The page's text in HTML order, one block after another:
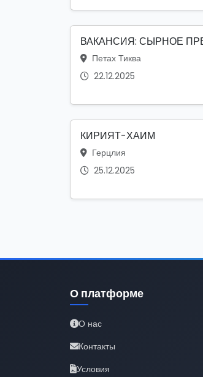
ВАКАНСИЯ: СЫРНОЕ
Петах Тиква
22.12.2025
КИРИЯТ-ХАИМ
Герцлия
25.12.2025
О платформе
О нас
Контакты
Условия